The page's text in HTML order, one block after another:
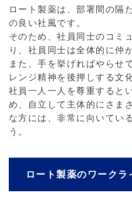
ロート製薬は、部署間の隔
の良い社風です。
そのため、社員同士のコミ
り、社員同士は全体的に仲
また、手を挙げればやらせ
レンジ精神を後押しする文
社員一人一人を尊重すると
め、自立して主体的にさま
な方には、非常に向いてい
う。
ロート製薬のワークラ